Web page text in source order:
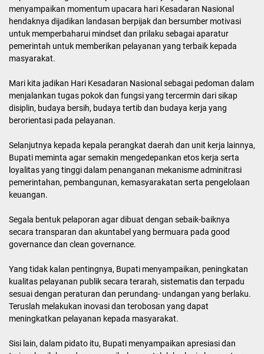
Bupati Simalungun dalam pidato tertulisnya yang di bacakan Sekda
hendaknya dijadikan landasan berpijak dan bersumber motivasi
untuk memperbaharui mindset dan prilaku sebagai aparatur
pemerintah untuk memberikan pelayanan yang terbaik kepada
masyarakat.
menjalankan tugas pokok dan fungsi yang tercermin dari sikap
disiplin, budaya bersih, budaya tertib dan budaya kerja yang
berorientasi pada pelayanan.
Selanjutnya kepada kepala perangkat daerah dan unit kerja lainnya,
Bupati meminta agar semakin mengedepankan etos kerja serta
loyalitas yang tinggi dalam penanganan mekanisme adminitrasi
pemerintahan, pembangunan, kemasyarakatan serta pengelolaan
keuangan.
Segala bentuk pelaporan agar dibuat dengan sebaik-baiknya